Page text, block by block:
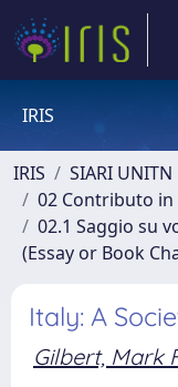
IRIS
IRIS
SIARI UNITN
02 Contributo
02.1 Saggio su
(Essay or Book
Italy: A
Gilbert, Mark